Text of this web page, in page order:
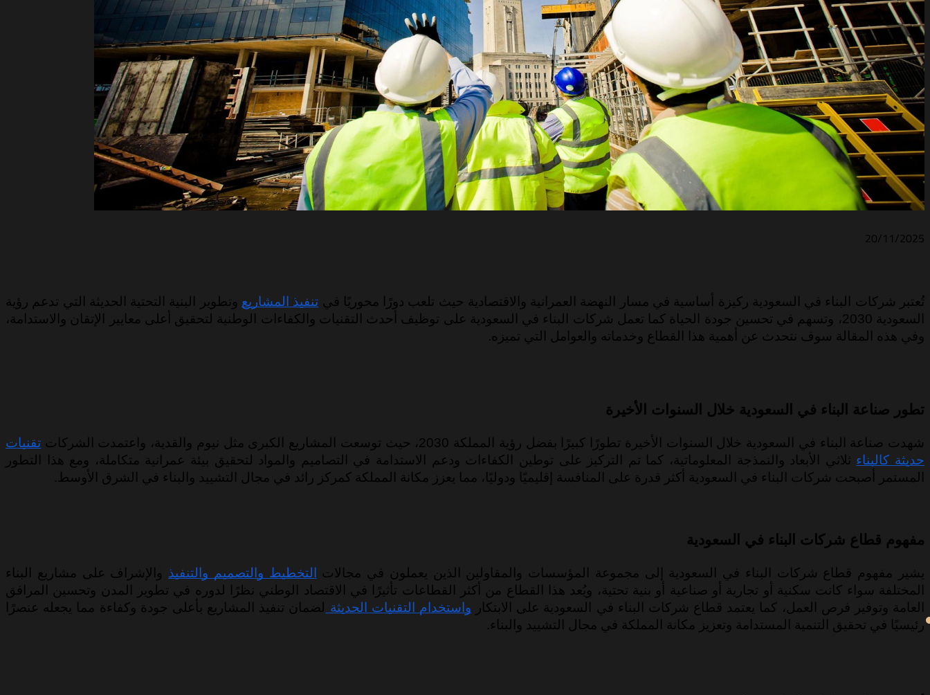
20/11/2025
تُعتبر شركات البناء في السعودية ركيزة أساسية في مسار النهضة العمرانية والاقتصادية حيث تلعب دورًا محوريًا في تنفيذ المشاريع وتطوير البنية التحتية الحديثة التي تدعم رؤية
السعودية 2030، وتسهم في تحسين جودة الحياة كما تعمل شركات البناء في السعودية على توظيف أحدث التقنيات والكفاءات الوطنية لتحقيق أعلى معايير الإتقان والاستدامة،
وفي هذه المقالة سوف نتحدث عن أهمية هذا القطاع وخدماته والعوامل التي تميزه.
تطور صناعة البناء في السعودية خلال السنوات الأخيرة
شهدت صناعة البناء في السعودية خلال السنوات الأخيرة تطورًا كبيرًا بفضل رؤية المملكة 2030، حيث توسعت المشاريع الكبرى مثل نيوم والقدية، واعتمدت الشركات
تقنيات
حديثة كالبناء ثلاثي الأبعاد والنمذجة المعلوماتية، كما تم التركيز على توطين الكفاءات ودعم الاستدامة في التصاميم والمواد لتحقيق بيئة عمرانية متكاملة، ومع هذا التطور
المستمر أصبحت شركات البناء في السعودية أكثر قدرة على المنافسة إقليميًا ودوليًا، مما يعزز مكانة المملكة كمركز رائد في مجال التشييد والبناء في الشرق الأوسط.
مفهوم قطاع شركات البناء في السعودية
يشير مفهوم قطاع شركات البناء في السعودية إلى مجموعة المؤسسات والمقاولين الذين يعملون في مجالات التخطيط والتصميم والتنفيذ والإشراف على مشاريع البناء
المختلفة سواء كانت سكنية أو تجارية أو صناعية أو بنية تحتية، ويُعد هذا القطاع من أكثر القطاعات تأثيرًا في الاقتصاد الوطني نظرًا لدوره في تطوير المدن وتحسين المرافق
العامة وتوفير فرص العمل، كما يعتمد قطاع شركات البناء في السعودية على الابتكار واستخدام التقنيات الحديثة لضمان تنفيذ المشاريع بأعلى جودة وكفاءة مما يجعله عنصرًا
رئيسيًا في تحقيق التنمية المستدامة وتعزيز مكانة المملكة في مجال التشييد والبناء.